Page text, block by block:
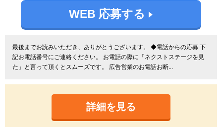
WEB 応募する
最後までお読みいただき、ありがとうございます。 ◆電話からの応募 下
記お電話番号にご連絡ください。 お電話の際に「ネクストステージを見
た」と言って頂くとスムーズです。 広告営業のお電話お断...
詳細を見る